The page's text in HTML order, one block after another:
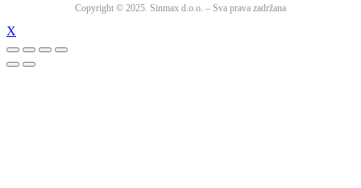
Copyright © 2025. Sinmax d.o.o. – Sva prava zadržana
X